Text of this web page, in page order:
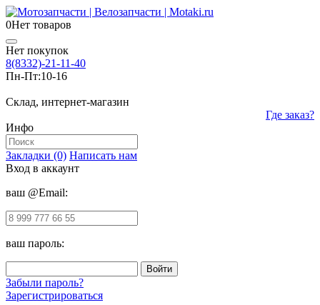
0Нет товаров
Нет покупок
8(8332)-21-11-40
Пн-Пт:10-16
Склад, интернет-магазин
Где заказ?
Инфо
Закладки (0) Написать нам
Вход в аккаунт
ваш @Email:
ваш пароль:
Забыли пароль?
Зарегистрироваться